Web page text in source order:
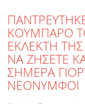
ΚΟΥΜΠΑΡΟ
ΕΚΛΕΚΤΗ
ΝΑ ΖΗΣΕΤΕ
ΣΗΜΕΡΑ
ΝΕΟΝΥΜΦΟΙ